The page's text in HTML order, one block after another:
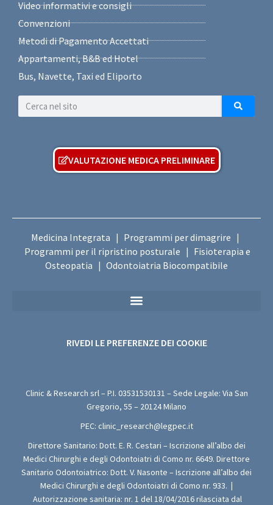
Video informativi e consigli
Convenzioni
Metodi di Pagamento Accettati
Appartamenti, B&B ed Hotel
Bus, Navette, Taxi ed Eliporto
VALUTAZIONE MEDICA PRELIMINARE
Medicina Integrata | Programmi per dimagrire |
Programmi per il ripristino posturale | Fisioterapia e
Osteopatia | Odontoiatria Biocompatibile
RIVEDI LE PREFERENZE DEI COOKIE
Clinic & Research srl – P.I. 03531530131 – Sede Legale: Via San
Gregorio, 55 – 20124 Milano
PEC: clinic_research@legpec.it
Direttore Sanitario: Dott. E. R. Cestari – Iscrizione all’albo dei
Medici Chirurghi e degli Odontoiatri di Como nr. 6649. Direttore
Sanitario Odontoiatrico: Dott. V. Nasonte – Iscrizione all’albo dei
Medici Chirurghi e degli Odontoiatri di Como nr. 933. |
Autorizzazione sanitaria: nr. 1 del 18/04/2016 rilasciata dal